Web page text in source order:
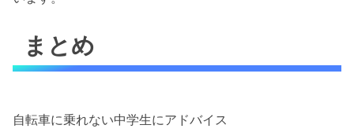
まとめ
自転車に乗れない中学生にアドバイス